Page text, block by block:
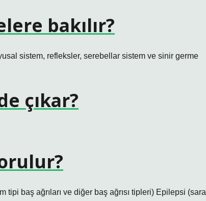
bakılır?
sistem, refleksler, serebellar sistem ve sinir germe
çıkar?
tipi baş ağrıları ve diğer baş ağrısı tipleri) Epilepsi